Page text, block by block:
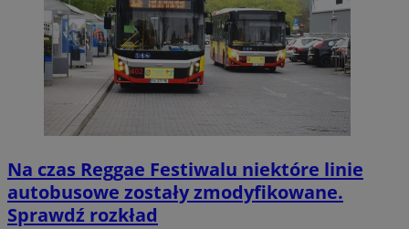
Na czas Reggae Festiwalu niektóre linie
autobusowe zostały zmodyfikowane.
Sprawdź rozkład